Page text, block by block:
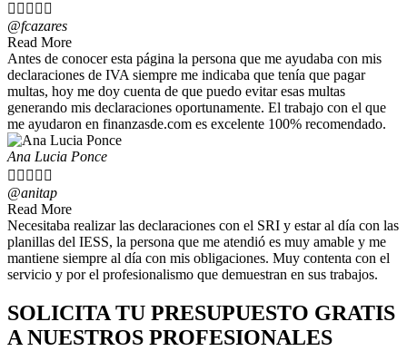
    
@fcazares
Read More
Antes de conocer esta página la persona que me ayudaba con mis
declaraciones de IVA siempre me indicaba que tenía que pagar
multas, hoy me doy cuenta de que puedo evitar esas multas
generando mis declaraciones oportunamente. El trabajo con el que
me ayudaron en finanzasde.com es excelente 100% recomendado.
Ana Lucia Ponce
    
@anitap
Read More
Necesitaba realizar las declaraciones con el SRI y estar al día con las
planillas del IESS, la persona que me atendió es muy amable y me
mantiene siempre al día con mis obligaciones. Muy contenta con el
servicio y por el profesionalismo que demuestran en sus trabajos.
SOLICITA TU PRESUPUESTO GRATIS
A NUESTROS PROFESIONALES